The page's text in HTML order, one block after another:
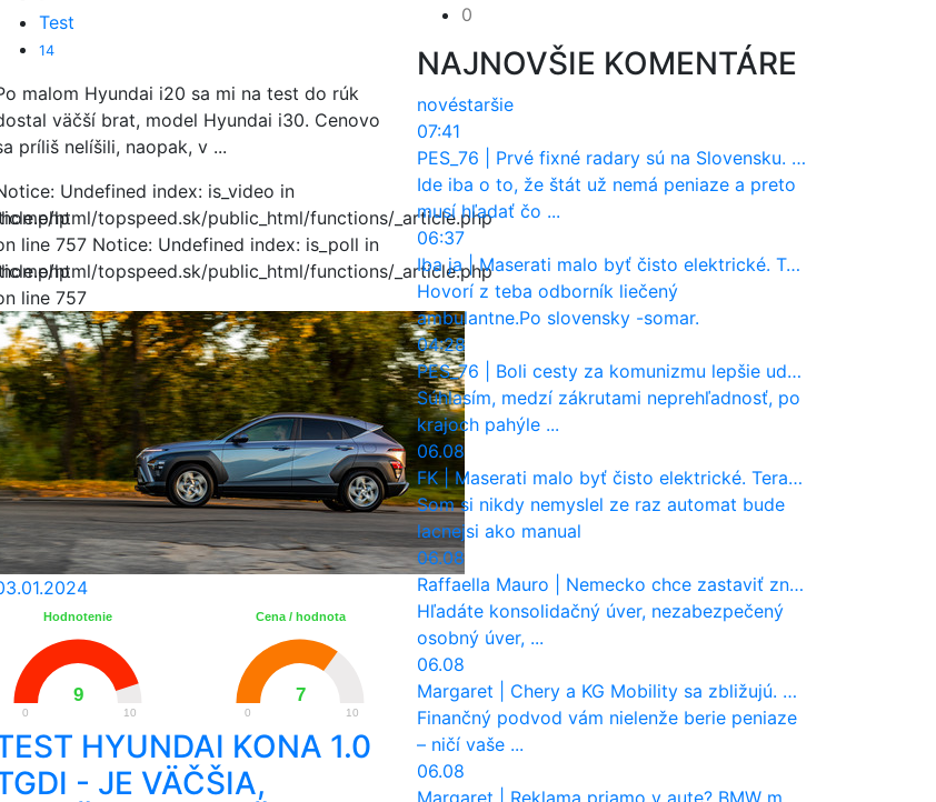
Test
14
malom Hyundai i20 sa mi na test do rúk
väčší brat, model Hyundai i30. Cenovo
príliš nelíšili, naopak, v ...
Undefined index: is_video in
html/topspeed.sk/public_html/functions/_article.php
line 757 Notice: Undefined index: is_poll in
html/topspeed.sk/public_html/functions/_article.php
line 757
Hodnotenie
9
0 10
Cena / hodnota
7
0 10
HYUNDAI KONA 1.0
- JE VÄČŠIA,
0
NAJNOVŠIE KOMENTÁRE
novéstaršie
07:41
PES_76
Prvé fixné radary sú na Slovensku. Posielajú už pokuty? Ukáže ich Waze?
Ide iba o to, že štát už nemá peniaze a preto
musí hľadať čo ...
06:37
Iba ja|Maserati malo byť čisto elektrické. Teraz zisťuje, že potrebuje nový osemvalcový motor
Hovorí z teba odborník liečený
ambulantne.Po slovensky -somar.
04:28
PES_76
Boli cesty za komunizmu lepšie udržiavané ako dnes?
Súhlasím, medzí zákrutami neprehľadnosť, po
krajoch pahýle ...
06.08
FK|Maserati malo byť čisto elektrické. Teraz zisťuje, že potrebuje nový osemvalcový motor
Som si nikdy nemyslel ze raz automat bude
lacnejsi ako manual
06.08
Raffaella Mauro
Nemecko chce zastaviť zneužívanie dotácií na elektromobily. Pritvrdí pravidlá
Hľadáte konsolidačný úver, nezabezpečený
osobný úver, ...
06.08
Margaret
Chery a KG Mobility sa zbližujú. Číňania môžu získať 10 % bývalého SsangYongu
Finančný podvod vám nielenže berie peniaze
– ničí vaše ...
06.08
Margaret
Reklama priamo v aute? BMW môže odštartovať nový trend